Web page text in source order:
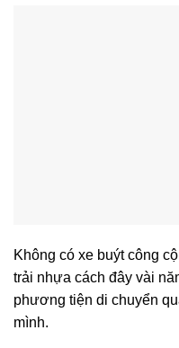
Không có xe buýt công
trải nhựa cách đây vài
phương tiện di chuyển
mình.